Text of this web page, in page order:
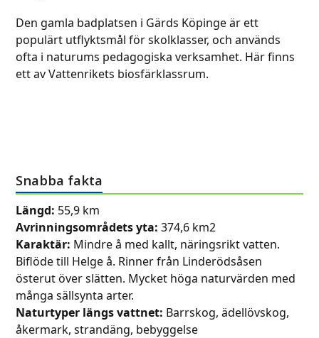
Den gamla badplatsen i Gärds Köpinge är ett
populärt utflyktsmål för skolklasser, och används
ofta i naturums pedagogiska verksamhet. Här finns
ett av Vattenrikets biosfärklassrum.
Snabba fakta
Längd: 55,9 km
Avrinningsområdets yta:374,6 km2
Karaktär: Mindre å med kallt, näringsrikt vatten.
Biflöde till Helge å. Rinner från Linderödsåsen
österut över slätten. Mycket höga naturvärden med
många sällsynta arter.
Naturtyper längs vattnet: Barrskog, ädellövskog,
åkermark, strandäng, bebyggelse